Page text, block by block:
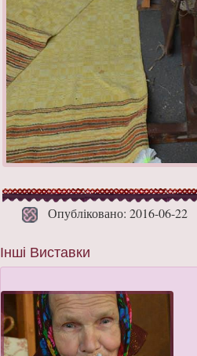
Опубліковано: 2016-06-22
Інші Виставки